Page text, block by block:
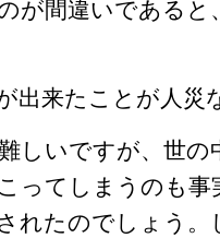
が間違いである
出来たことが人災
しいですが、世
ってしまうのも
れたのでしょう。